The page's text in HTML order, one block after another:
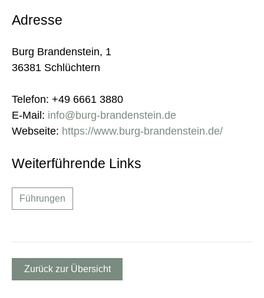
Adresse
Burg Brandenstein, 1
36381 Schlüchtern
Telefon: +49 6661 3880
E-Mail: info@burg-brandenstein.de
Webseite: https://www.burg-brandenstein.de/
Weiterführende Links
Führungen
Zurück zur Übersicht